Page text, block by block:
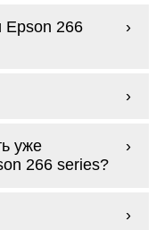
Epson 266
бесплатно
когда
266
заказа.
уже
266 series?